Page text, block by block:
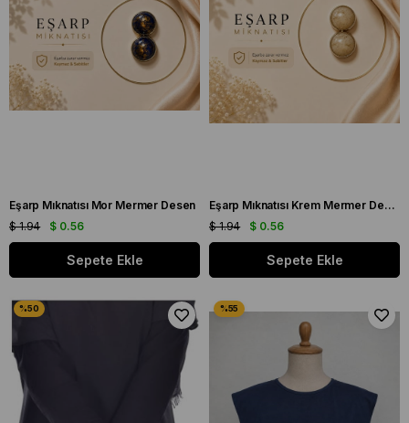
Eşarp Mıknatısı Mor Mermer Desen
$ 0.56
$ 1.94
Sepete Ekle
Eşarp Mıknatısı Krem Mermer Desen
$ 0.56
$ 1.94
Sepete Ekle